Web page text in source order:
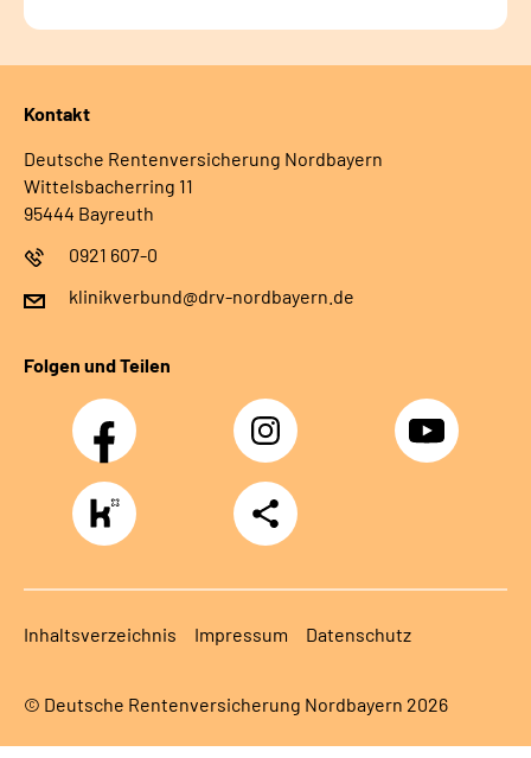
Kontakt
Deutsche Rentenversicherung Nordbayern
Wittelsbacherring 11
95444 Bayreuth
0921 607-0
klinikverbund@drv-nordbayern.de
Folgen und Teilen
Facebook Instagram Youtube
https://www.kununu.com/de/deutsche-
rentenversicherung-
nordbayern6
Teilen
Inhaltsverzeichnis Impressum Datenschutz
© Deutsche Rentenversicherung Nordbayern 2026